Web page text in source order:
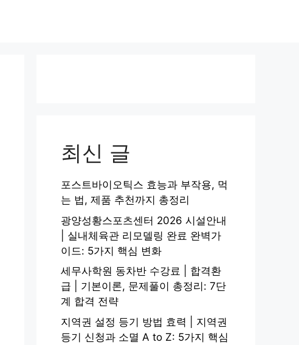
최신 글
포스트바이오틱스 효능과 부작용, 먹
는 법, 제품 추천까지 총정리
광양성황스포츠센터 2026 시설안내
| 실내체육관 리모델링 완료 완벽가
이드: 5가지 핵심 변화
세무사학원 동차반 수강료 | 합격환
급 | 기본이론, 문제풀이 총정리: 7단
계 합격 전략
지역권 설정 등기 방법 효력 | 지역권
등기 신청과 소멸 A to Z: 5가지 핵심